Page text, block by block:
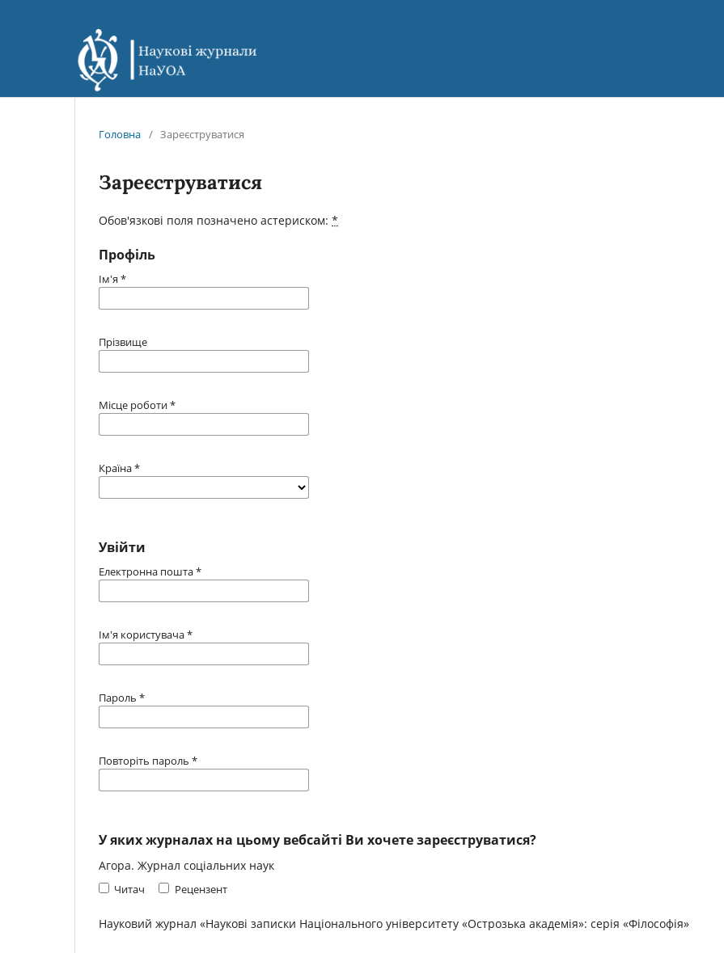
Головна / Зареєструватися
Зареєструватися
Обов'язкові поля позначено астериском: *
Профіль
Ім'я *
Прізвище
Місце роботи*
Країна*
Увійти
Електронна пошта*
Ім'я користувача*
Пароль *
Повторіть пароль *
У яких журналах на цьому вебсайті Ви хочете зареєструватися?
Агора. Журнал соціальних наук
Читач Рецензент
Науковий журнал «Наукові записки Національного університету «Острозька академія»: серія «Філософія»